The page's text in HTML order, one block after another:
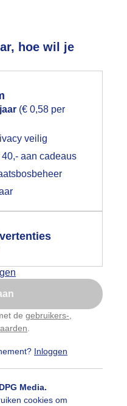
hoe wil je
(€ 0,58 per
veilig
aan cadeaus
de gebruikers-
Inloggen
Media.
cookies om
gebruiken voor
akkoord op hebt
een pop-up uit
toestemming
popup
later
elke dag deze pop-up
te passen